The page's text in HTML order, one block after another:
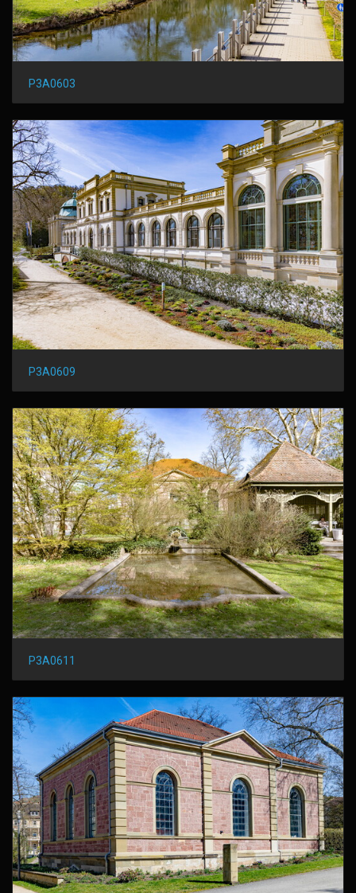
P3A0603
P3A0609
P3A0611